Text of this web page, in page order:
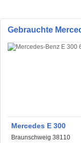
Gebrauchte
Mercedes E 300
Braunschweig 38110